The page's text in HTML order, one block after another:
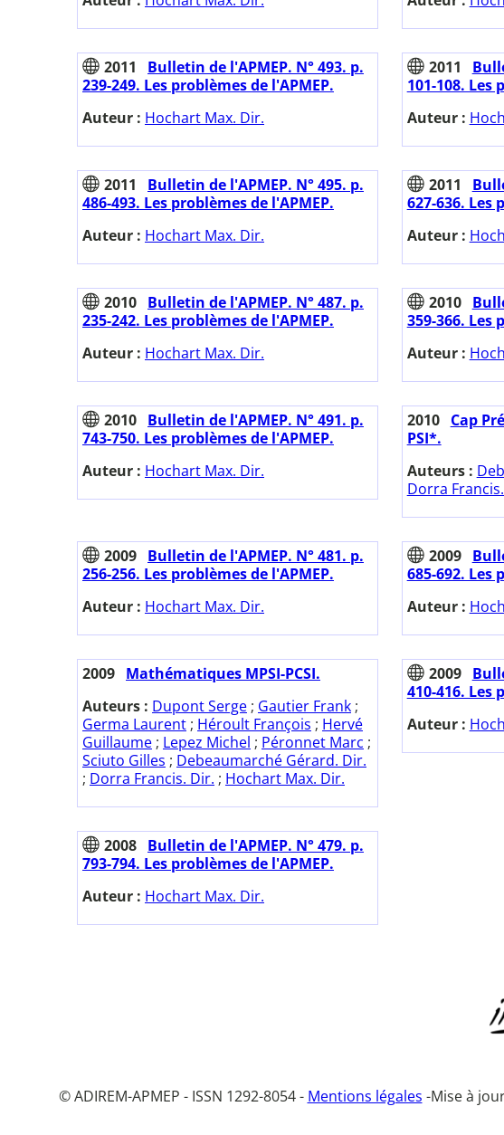
2011
Bulletin de l'APMEP. N° 493. p.
239-249. Les problèmes de l'APMEP.
Auteur : Hochart Max. Dir.
2011
101-108. Les
Auteur :
2011
Bulletin de l'APMEP. N° 495. p.
486-493. Les problèmes de l'APMEP.
Auteur : Hochart Max. Dir.
2011
627-636. Les
Auteur :
2010 Bulletin de l'APMEP. N° 487. p.
235-242. Les problèmes de l'APMEP.
Auteur : Hochart Max. Dir.
2010
359-366. Les
Auteur :
2010 Bulletin de l'APMEP. N° 491. p.
743-750. Les problèmes de l'APMEP.
Auteur : Hochart Max. Dir.
2010
Cap
PSI*.
Auteurs :
Dorra
2009 Bulletin de l'APMEP. N° 481. p.
256-256. Les problèmes de l'APMEP.
Auteur : Hochart Max. Dir.
2009
685-692. Les
Auteur :
2009 Mathématiques MPSI-PCSI.
Auteurs : Dupont Serge ; Gautier Frank ;
Germa Laurent ; Héroult François ; Hervé
Guillaume ; Lepez Michel ; Péronnet Marc ;
Sciuto Gilles ; Debeaumarché Gérard. Dir.
; Dorra Francis. Dir. ; Hochart Max. Dir.
2009
410-416. Les
Auteur :
2008 Bulletin de l'APMEP. N° 479. p.
793-794. Les problèmes de l'APMEP.
Auteur : Hochart Max. Dir.
© ADIREM-APMEP - ISSN 1292-8054 - Mentions légales -Mise à